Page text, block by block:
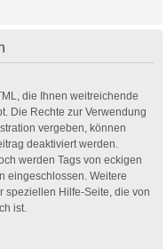
die Ihnen weitreichende
Die Rechte zur Verwendung
vergeben, können
deaktiviert werden.
werden Tags von eckigen
eingeschlossen. Weitere
speziellen Hilfe-Seite, die von
ist.